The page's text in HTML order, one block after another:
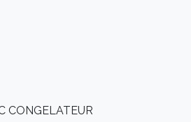
CONGELATEUR